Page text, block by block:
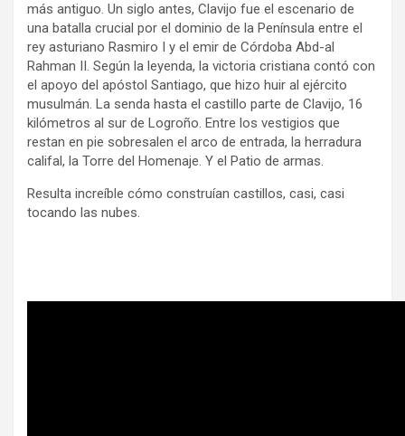
más antiguo. Un siglo antes, Clavijo fue el escenario de
una batalla crucial por el dominio de la Península entre el
rey asturiano Rasmiro I y el emir de Córdoba Abd-al
Rahman II. Según la leyenda, la victoria cristiana contó con
el apoyo del apóstol Santiago, que hizo huir al ejército
musulmán. La senda hasta el castillo parte de Clavijo, 16
kilómetros al sur de Logroño. Entre los vestigios que
restan en pie sobresalen el arco de entrada, la herradura
califal, la Torre del Homenaje. Y el Patio de armas.
Resulta increíble cómo construían castillos, casi, casi
tocando las nubes.